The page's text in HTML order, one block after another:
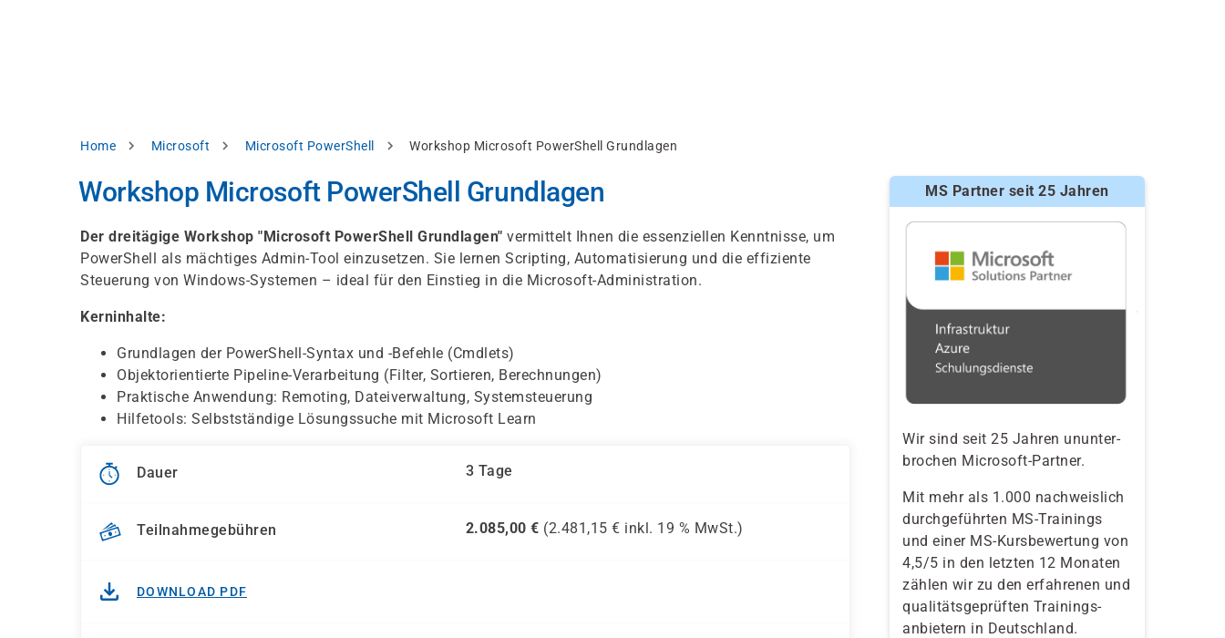
Pfadnavigation
Home Microsoft Microsoft PowerShell Workshop Microsoft PowerShell Grundlagen
Workshop Microsoft PowerShell Grundlagen
Der dreitägige Workshop "Microsoft PowerShell Grundlagen" vermittelt Ihnen die essenziellen Kenntnisse, um
PowerShell als mächtiges Admin-Tool einzusetzen. Sie lernen Scripting, Automatisierung und die effiziente
Steuerung von Windows-Systemen – ideal für den Einstieg in die Microsoft-Administration.
Kerninhalte:
Grundlagen der PowerShell-Syntax und -Befehle (Cmdlets)
Objektorientierte Pipeline-Verarbeitung (Filter, Sortieren, Berechnungen)
Praktische Anwendung: Remoting, Dateiverwaltung, Systemsteuerung
Hilfetools: Selbstständige Lösungssuche mit Microsoft Learn
Dauer 3 Tage
Teilnahmegebühren 2.085,00 € (2.481,15 € inkl. 19 % MwSt.)
DOWNLOAD PDF
MS Partner seit 25 Jahren
Wir sind seit 25 Jahren ununter-
brochen Microsoft-Partner.
Mit mehr als 1.000 nachweislich
durchgeführten MS-Trainings
und einer MS-Kursbewertung von
4,5/5 in den letzten 12 Monaten
zählen wir zu den erfahrenen und
qualitäts­geprüften Trainings­
anbietern in Deutschland.
akzeptieren